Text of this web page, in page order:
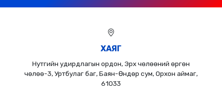
ХАЯГ
Нутгийн удирдлагын ордон, Эрх чөлөөний өргөн
чөлөө-3, Уртбулаг баг, Баян-Өндөр сум, Орхон аймаг,
61033